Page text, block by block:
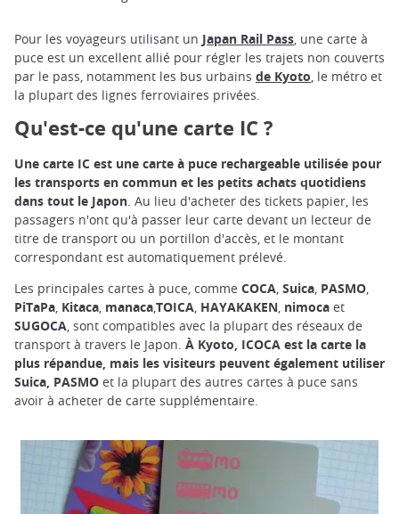
Pour les voyageurs utilisant un Japan Rail Pass, une carte à
puce est un excellent allié pour régler les trajets non couverts
par le pass, notamment les bus urbains de Kyoto, le métro et
la plupart des lignes ferroviaires privées.
Qu'est-ce qu'une carte IC ?
Une carte IC est une carte à puce rechargeable utilisée pour
les transports en commun et les petits achats quotidiens
dans tout le Japon. Au lieu d'acheter des tickets papier, les
passagers n'ont qu'à passer leur carte devant un lecteur de
titre de transport ou un portillon d'accès, et le montant
correspondant est automatiquement prélevé.
Les principales cartes à puce, comme COCA, Suica, PASMO,
PiTaPa, Kitaca, manaca,TOICA, HAYAKAKEN, nimoca et
SUGOCA, sont compatibles avec la plupart des réseaux de
transport à travers le Japon. À Kyoto, ICOCA est la carte la
plus répandue, mais les visiteurs peuvent également utiliser
Suica, PASMO et la plupart des autres cartes à puce sans
avoir à acheter de carte supplémentaire.